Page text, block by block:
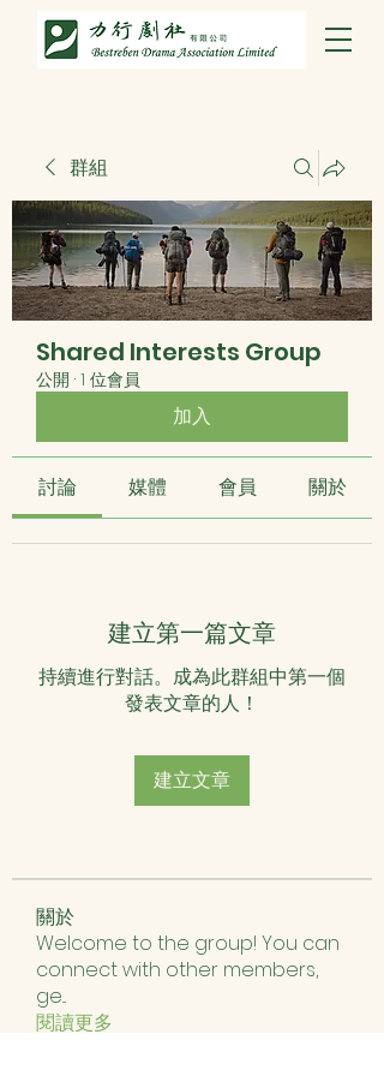
群組
Shared Interests Group
公開 · 1 位會員
加入
討論 媒體 會員 關於
建立第一篇文章
持續進行對話。成為此群組中第一個
發表文章的人！
建立文章
關於
Welcome to the group! You can
connect with other members,
ge...
閱讀更多